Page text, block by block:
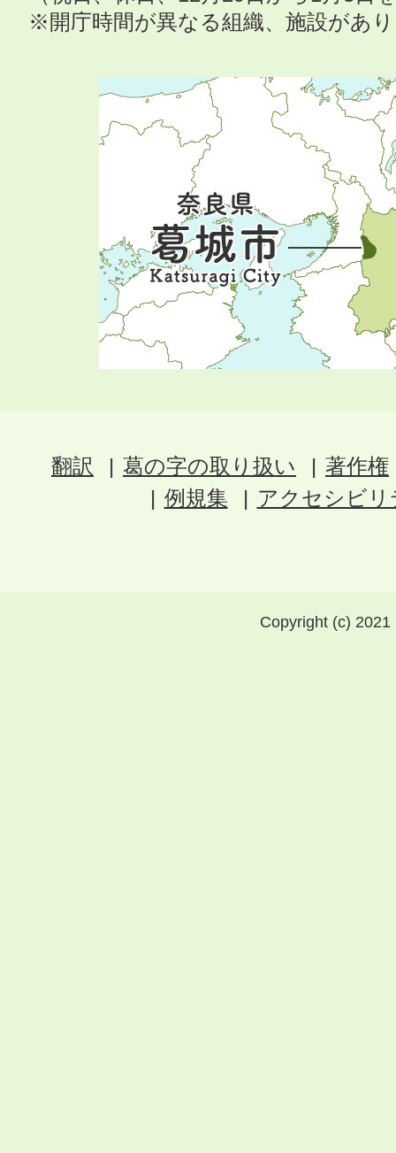
※開庁時間が異なる組織、施設があ
翻訳 葛の字の取り扱い
著作権
例規集
アクセシビ
Copyright (c)